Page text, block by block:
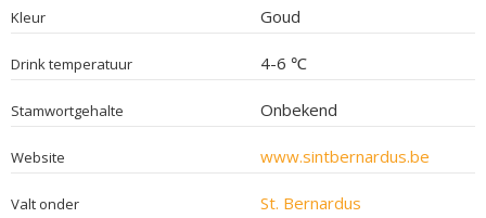
Kleur Goud
Drink temperatuur 4-6 ℃
Stamwortgehalte Onbekend
Website www.sintbernardus.be
Valt onder St. Bernardus